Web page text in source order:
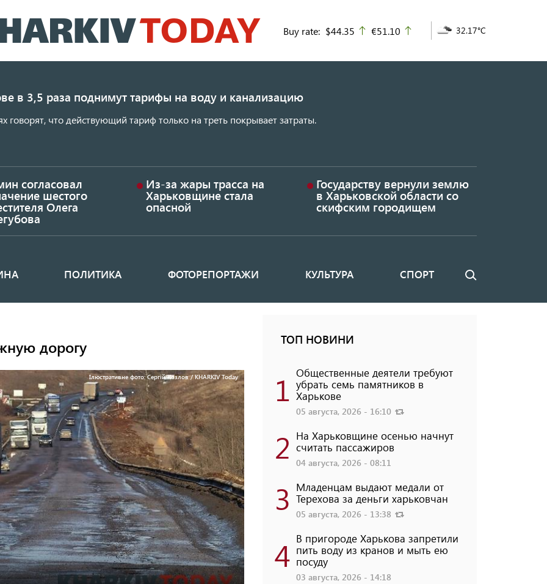
к
основному
Buy rate: $44.35 up
€51.10 32.17°C
в 3,5 раза поднимут тарифы на воду и канализацию
говорят, что действующий тариф только на треть покрывает затраты.
согласовал
шестого
Олега
Из-за жары трасса на
Харьковщине стала
опасной
Государству вернули землю
в Харьковской области со
скифским городищем
ПОЛИТИКА ФОТОРЕПОРТАЖИ КУЛЬТУРА СПОРТ Поиск
дорогу
Ілюстративне фото: Сергій Козлов / KHARKIV Today
ТОП НОВИНИ
1 Общественные деятели требуют
убрать семь памятников в
Харькове
05 августа, 2026 - 16:10
2 На Харьковщине осенью начнут
считать пассажиров
04 августа, 2026 - 08:11
3 Младенцам выдают медали от
Терехова за деньги харьковчан
05 августа, 2026 - 13:38
4 В пригороде Харькова запретили
пить воду из кранов и мыть ею
посуду
03 августа, 2026 - 14:18